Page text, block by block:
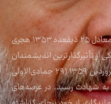
سید محمدباقر صدر که در ۱۰ اسفند ۱۳۱۳ (معادل ۲۵ ذیقعده ۱۳۵۳ هجری
تأثیرگذارترین اندیشمندان
عصر حاضر محسوب می‌شود. وی که در ۱۹ فروردین ۱۳۵۹ (۲۹ جمادی‌الاولی
۹ آوریل ۱۹۸۰ میلادی) به شهادت رسید، در عرصه‌های